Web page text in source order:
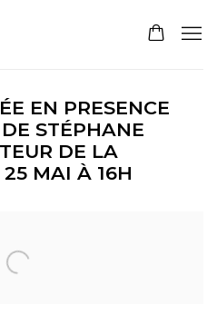
EN PRESENCE
STÉPHANE
DE LA
MAI À 16H